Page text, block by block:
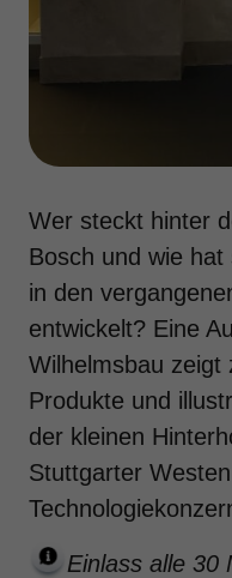
Wer steckt hinter
Bosch und wie
in den
entwickelt? Eine
Wilhelmsbau zeigt
Produkte und
der kleinen
Stuttgarter
Einlass alle 30